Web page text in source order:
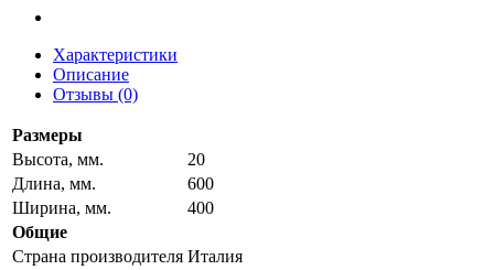
Характеристики
Описание
Отзывы (0)
Размеры
Высота, мм.
20
Длина, мм.
600
Ширина, мм.
400
Общие
Страна производителя Италия